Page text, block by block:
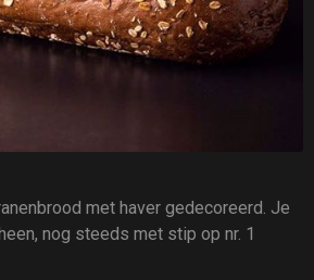
met haver gedecoreerd. Je
nog steeds met stip op nr. 1